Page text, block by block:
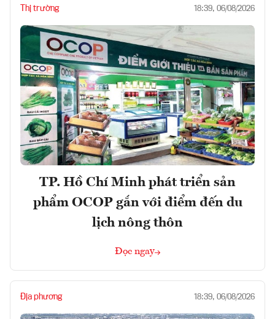
Thị trường 18:39, 06/08/2026
TP. Hồ Chí Minh phát triển sản
phẩm OCOP gắn với điểm đến du
lịch nông thôn
Đọc ngay
Địa phương 18:39, 06/08/2026